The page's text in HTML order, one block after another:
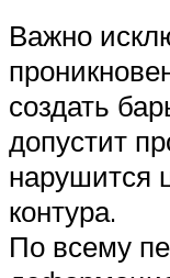
Важно
создать
допустит
нарушится
контура.
По всему